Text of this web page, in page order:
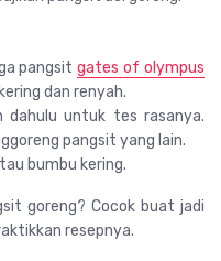
pangsitgates of olympus
dan renyah.
dahulu untuk tes rasanya.
pangsit yang lain.
bumbu kering.
goreng? Cocok buat jadi
resepnya.